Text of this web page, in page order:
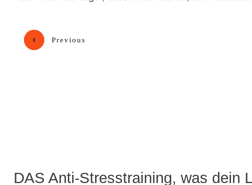
Previous
DAS Anti-Stresstraining, was dein